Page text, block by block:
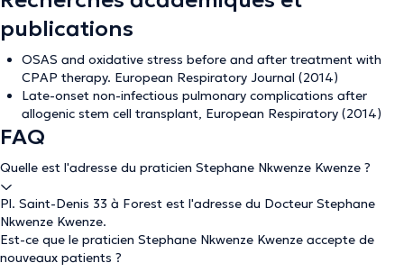
publications
OSAS and oxidative stress before and after treatment with
CPAP therapy. European Respiratory Journal (2014)
Late-onset non-infectious pulmonary complications after
allogenic stem cell transplant, European Respiratory (2014)
FAQ
Quelle est l'adresse du praticien Stephane Nkwenze Kwenze ?
Pl. Saint-Denis 33 à Forest est l'adresse du Docteur Stephane
Nkwenze Kwenze.
Est-ce que le praticien Stephane Nkwenze Kwenze accepte de
nouveaux patients ?